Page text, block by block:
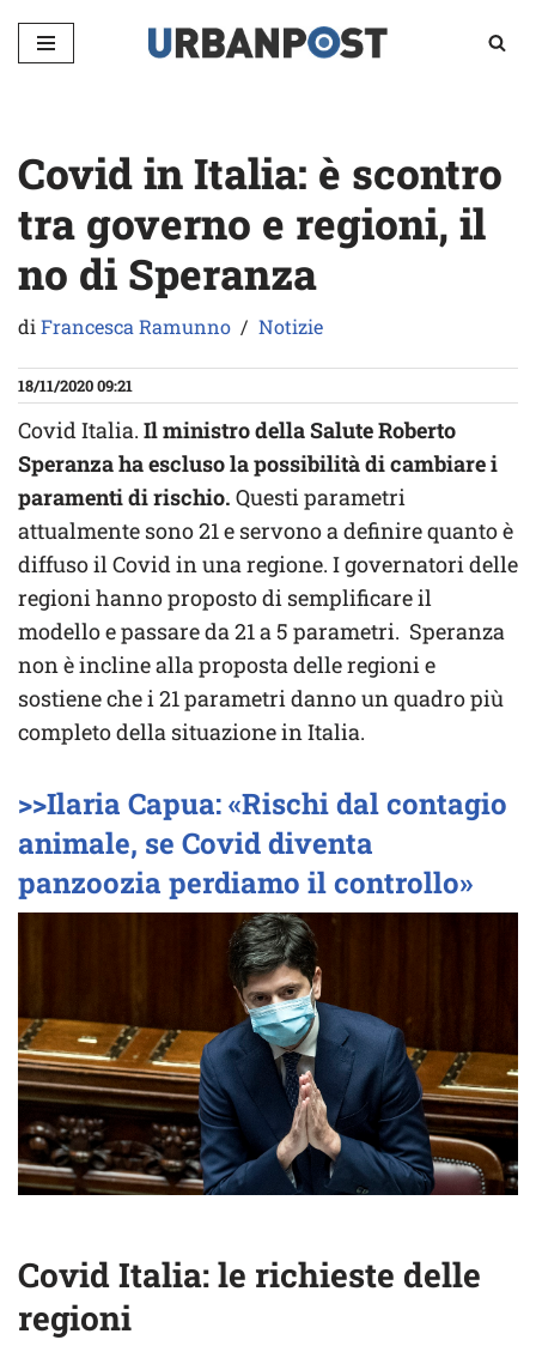
Vai
Covid in Italia: è scontro
tra governo e regioni, il
no di Speranza
diFrancesca Ramunno Notizie
18/11/2020 09:21
Covid Italia. Il ministro della Salute Roberto
Speranza ha escluso la possibilità di cambiare i
paramenti di rischio. Questi parametri
attualmente sono 21 e servono a definire quanto è
diffuso il Covid in una regione. I governatori delle
regioni hanno proposto di semplificare il
modello e passare da 21 a 5 parametri. Speranza
non è incline alla proposta delle regioni e
sostiene che i 21 parametri danno un quadro più
completo della situazione in Italia.
>>Ilaria Capua: «Rischi dal contagio
animale, se Covid diventa
panzoozia perdiamo il controllo»
Covid Italia: le richieste delle
regioni